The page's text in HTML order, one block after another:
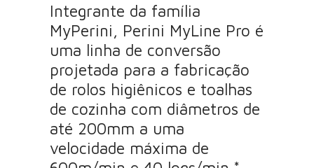
Integrante da família
MyPerini, Perini MyLine Pro é
uma linha de conversão
projetada para a fabricação
de rolos higiênicos e toalhas
de cozinha com diâmetros de
até 200mm a uma
velocidade máxima de